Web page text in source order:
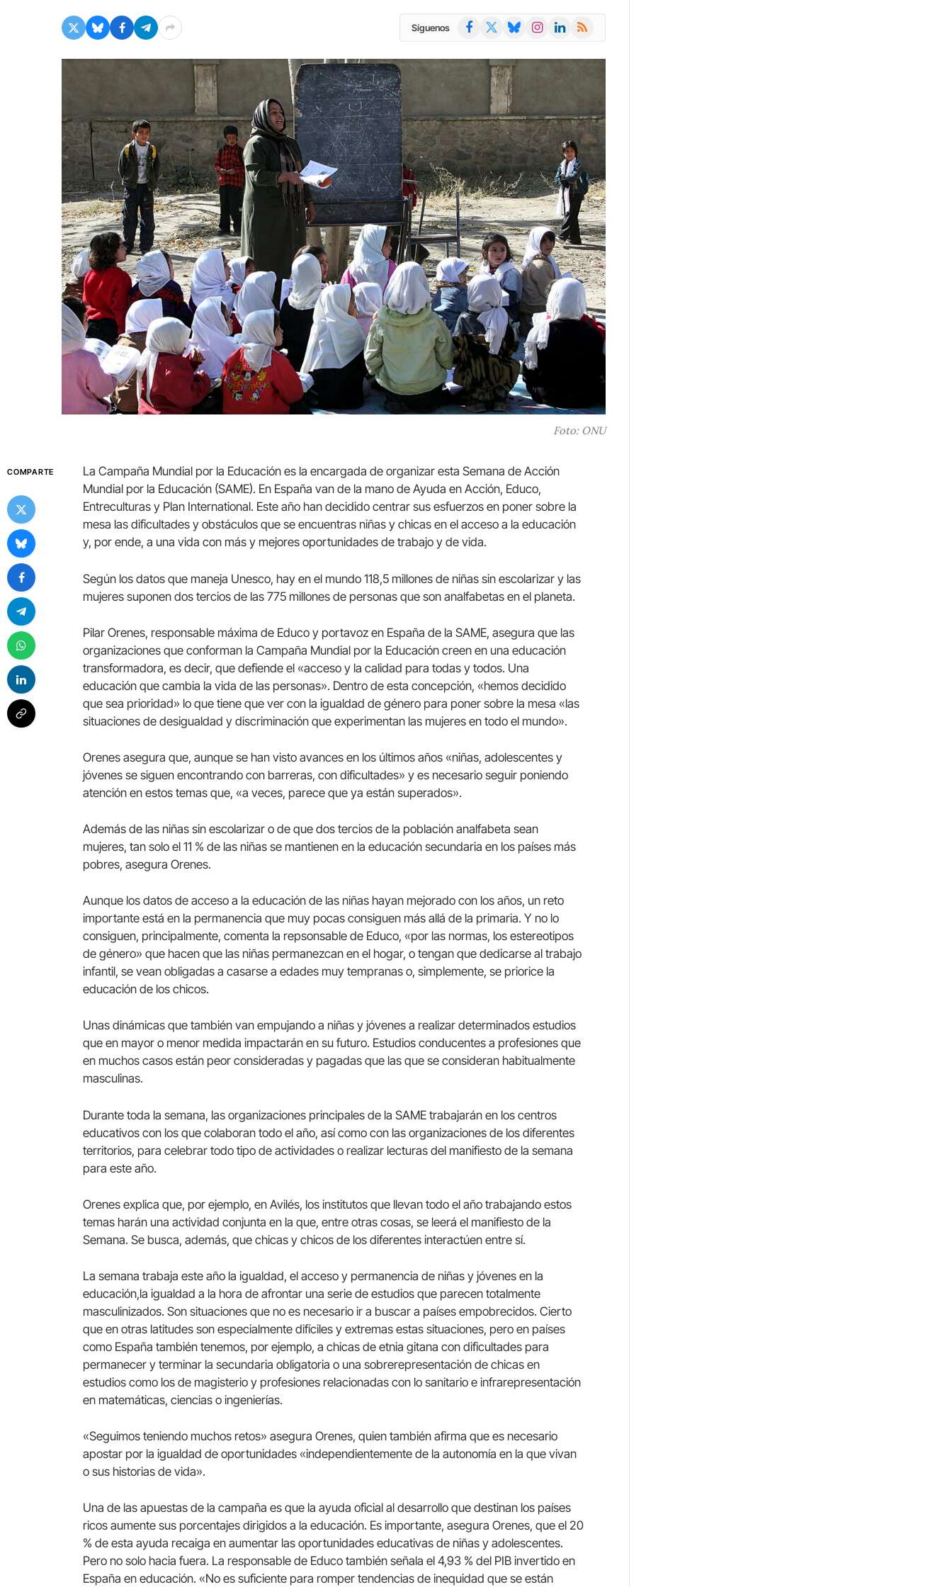
Síguenos Facebook BlueskyInstagramLinkedIn
RSS
Foto: ONU
COMPARTE
La Campaña Mundial por la Educación es la encargada de organizar esta Semana de Acción
Mundial por la Educación (SAME). En España van de la mano de Ayuda en Acción, Educo,
Entreculturas y Plan International. Este año han decidido centrar sus esfuerzos en poner sobre la
mesa las dificultades y obstáculos que se encuentras niñas y chicas en el acceso a la educación
y, por ende, a una vida con más y mejores oportunidades de trabajo y de vida.
Según los datos que maneja Unesco, hay en el mundo 118,5 millones de niñas sin escolarizar y las
mujeres suponen dos tercios de las 775 millones de personas que son analfabetas en el planeta.
Pilar Orenes, responsable máxima de Educo y portavoz en España de la SAME, asegura que las
organizaciones que conforman la Campaña Mundial por la Educación creen en una educación
transformadora, es decir, que defiende el «acceso y la calidad para todas y todos. Una
educación que cambia la vida de las personas». Dentro de esta concepción, «hemos decidido
que sea prioridad» lo que tiene que ver con la igualdad de género para poner sobre la mesa «las
situaciones de desigualdad y discriminación que experimentan las mujeres en todo el mundo».
Orenes asegura que, aunque se han visto avances en los últimos años «niñas, adolescentes y
jóvenes se siguen encontrando con barreras, con dificultades» y es necesario seguir poniendo
atención en estos temas que, «a veces, parece que ya están superados».
Además de las niñas sin escolarizar o de que dos tercios de la población analfabeta sean
mujeres, tan solo el 11 % de las niñas se mantienen en la educación secundaria en los países más
pobres, asegura Orenes.
Aunque los datos de acceso a la educación de las niñas hayan mejorado con los años, un reto
importante está en la permanencia que muy pocas consiguen más allá de la primaria. Y no lo
consiguen, principalmente, comenta la repsonsable de Educo, «por las normas, los estereotipos
de género» que hacen que las niñas permanezcan en el hogar, o tengan que dedicarse al trabajo
infantil, se vean obligadas a casarse a edades muy tempranas o, simplemente, se priorice la
educación de los chicos.
Unas dinámicas que también van empujando a niñas y jóvenes a realizar determinados estudios
que en mayor o menor medida impactarán en su futuro. Estudios conducentes a profesiones que
en muchos casos están peor consideradas y pagadas que las que se consideran habitualmente
masculinas.
Durante toda la semana, las organizaciones principales de la SAME trabajarán en los centros
educativos con los que colaboran todo el año, así como con las organizaciones de los diferentes
territorios, para celebrar todo tipo de actividades o realizar lecturas del manifiesto de la semana
para este año.
Orenes explica que, por ejemplo, en Avilés, los institutos que llevan todo el año trabajando estos
temas harán una actividad conjunta en la que, entre otras cosas, se leerá el manifiesto de la
Semana. Se busca, además, que chicas y chicos de los diferentes interactúen entre sí.
La semana trabaja este año la igualdad, el acceso y permanencia de niñas y jóvenes en la
educación,la igualdad a la hora de afrontar una serie de estudios que parecen totalmente
masculinizados. Son situaciones que no es necesario ir a buscar a países empobrecidos. Cierto
que en otras latitudes son especialmente difíciles y extremas estas situaciones, pero en países
como España también tenemos, por ejemplo, a chicas de etnia gitana con dificultades para
permanecer y terminar la secundaria obligatoria o una sobrerepresentación de chicas en
estudios como los de magisterio y profesiones relacionadas con lo sanitario e infrarepresentación
en matemáticas, ciencias o ingenierías.
«Seguimos teniendo muchos retos» asegura Orenes, quien también afirma que es necesario
apostar por la igualdad de oportunidades «independientemente de la autonomía en la que vivan
o sus historias de vida».
Una de las apuestas de la campaña es que la ayuda oficial al desarrollo que destinan los países
ricos aumente sus porcentajes dirigidos a la educación. Es importante, asegura Orenes, que el 20
% de esta ayuda recaiga en aumentar las oportunidades educativas de niñas y adolescentes.
Pero no solo hacia fuera. La responsable de Educo también señala el 4,93 % del PIB invertido en
España en educación. «No es suficiente para romper tendencias de inequidad que se están